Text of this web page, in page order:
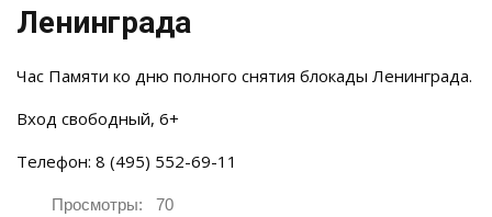
Ленинграда
Час Памяти ко дню полного снятия блокады Ленинграда.
Вход свободный, 6+
Телефон: 8 (495) 552-69-11
Просмотры: 70